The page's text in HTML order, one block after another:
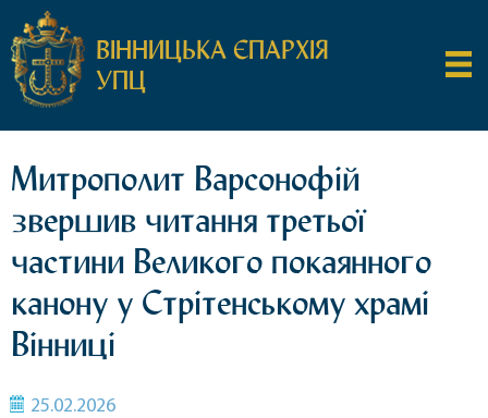
ВІННИЦЬКА ЄПАРХІЯ
УПЦ
Митрополит Варсонофій
звершив читання третьої
частини Великого покаянного
канону у Стрітенському храмі
Вінниці
25.02.2026